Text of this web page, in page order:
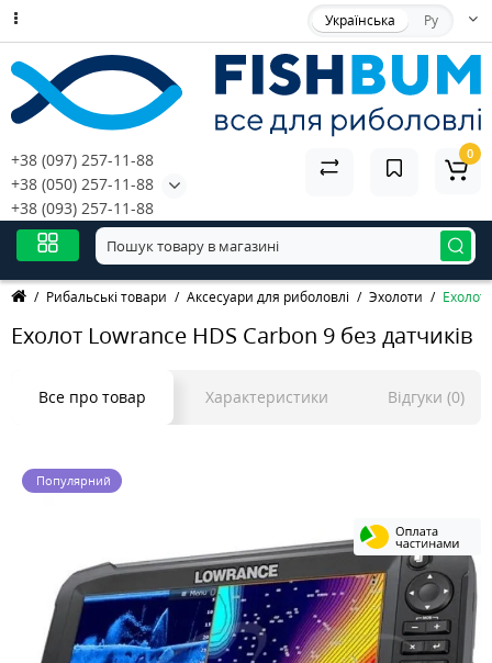
Українська Ру
+38 (097) 257-11-88
+38 (050) 257-11-88
+38 (093) 257-11-88
0
Рибальські товари Аксесуари для риболовлі Эхолоти Ехолот
Ехолот Lowrance HDS Carbon 9 без датчиків
Все про товар Характеристики Відгуки (0)
Популярний